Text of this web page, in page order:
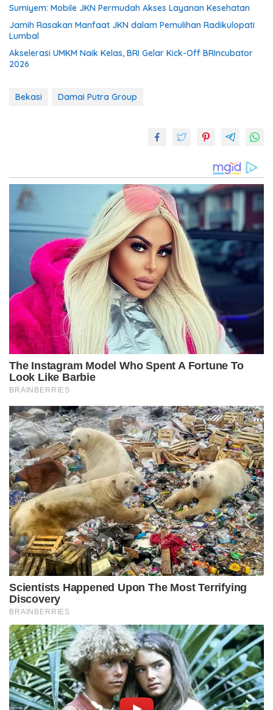
Sumiyem: Mobile JKN Permudah Akses Layanan Kesehatan
Jamih Rasakan Manfaat JKN dalam Pemulihan Radikulopati
Lumbal
Akselerasi UMKM Naik Kelas, BRI Gelar Kick-Off BRIncubator
2026
Bekasi Damai Putra Group